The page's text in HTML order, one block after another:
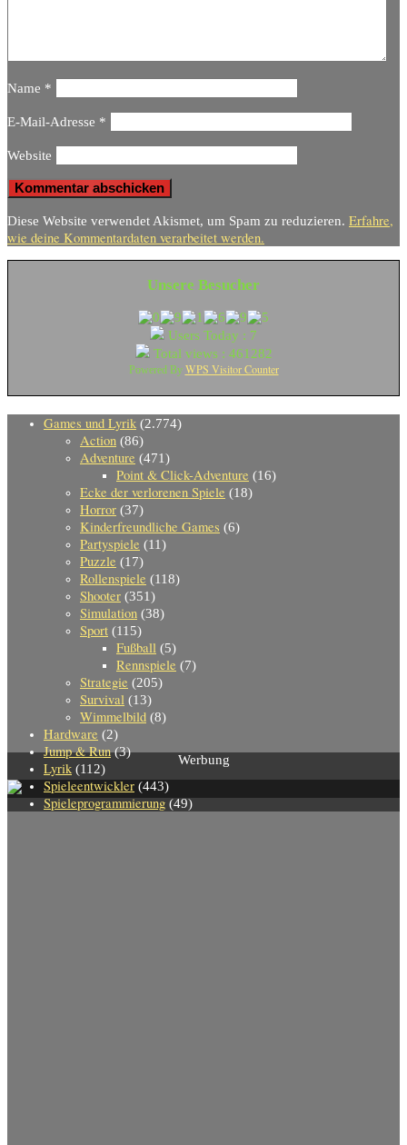
Name *
E-Mail-Adresse *
Website
Diese Website verwendet Akismet, um Spam zu reduzieren. Erfahre,
wie deine Kommentardaten verarbeitet werden.
Unsere Besucher
Users Today : 7
Total views : 461282
Powered By WPS Visitor Counter
Games und Lyrik (2.774)
Action (86)
Adventure (471)
Point & Click-Adventure (16)
Ecke der verlorenen Spiele (18)
Horror (37)
Kinderfreundliche Games (6)
Partyspiele (11)
Puzzle (17)
Rollenspiele (118)
Shooter (351)
Simulation (38)
Sport (115)
Fußball (5)
Rennspiele (7)
Strategie (205)
Survival (13)
Wimmelbild (8)
Hardware (2)
Jump & Run(3)
Lyrik (112)
Spieleentwickler (443)
Spieleprogrammierung (49)
Werbung